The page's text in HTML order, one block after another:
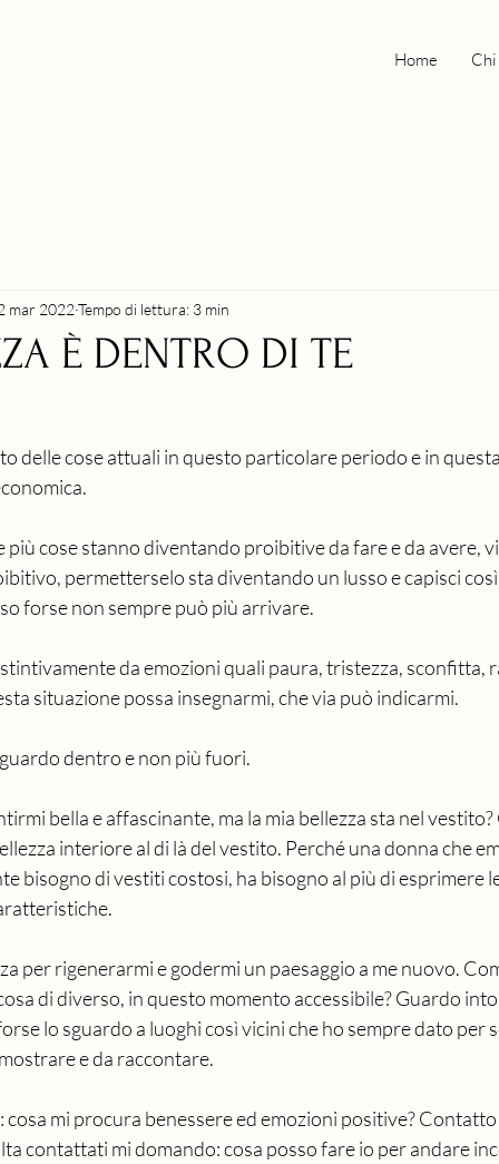
Home
È DENTRO DI TE
mar 2022 Tempo di lettura: 3 min
delle cose attuali in questo particolare periodo e in
più cose stanno diventando proibitive da fare e da avere,
permetterselo sta diventando un lusso e capisci
forse non sempre può più arrivare.
da emozioni quali paura, tristezza, sconfitta,
situazione possa insegnarmi, che via può indicarmi.
dentro e non più fuori.
bella e affascinante, ma la mia bellezza sta nel
interiore al di là del vestito. Perché una donna che
bisogno di vestiti costosi, ha bisogno al più di esprimere
per rigenerarmi e godermi un paesaggio a me nuovo.
di diverso, in questo momento accessibile? Guardo
lo sguardo a luoghi così vicini che ho sempre dato per
e da raccontare.
cosa mi procura benessere ed emozioni positive?
contattati mi domando: cosa posso fare io per andare